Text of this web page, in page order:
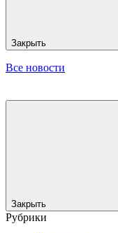
Закрыть
Все новости
Закрыть
Рубрики